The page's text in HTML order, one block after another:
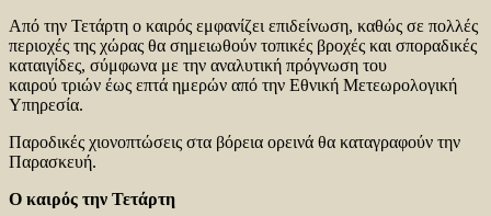
Από την Τετάρτη ο καιρός εμφανίζει επιδείνωση, καθώς σε πολλές
περιοχές της χώρας θα σημειωθούν τοπικές βροχές και σποραδικές
καταιγίδες, σύμφωνα με την αναλυτική πρόγνωση του
καιρού τριών έως επτά ημερών από την Εθνική Μετεωρολογική
Υπηρεσία.
Παροδικές χιονοπτώσεις στα βόρεια ορεινά θα καταγραφούν την
Παρασκευή.
Ο καιρός την Τετάρτη